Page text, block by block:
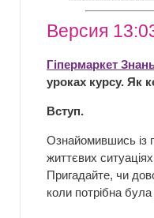
Версия
Гіпермаркет
уроках курсу. Як
Вступ.
Ознайомившись із
життєвих
Пригадайте, чи
коли потрібна